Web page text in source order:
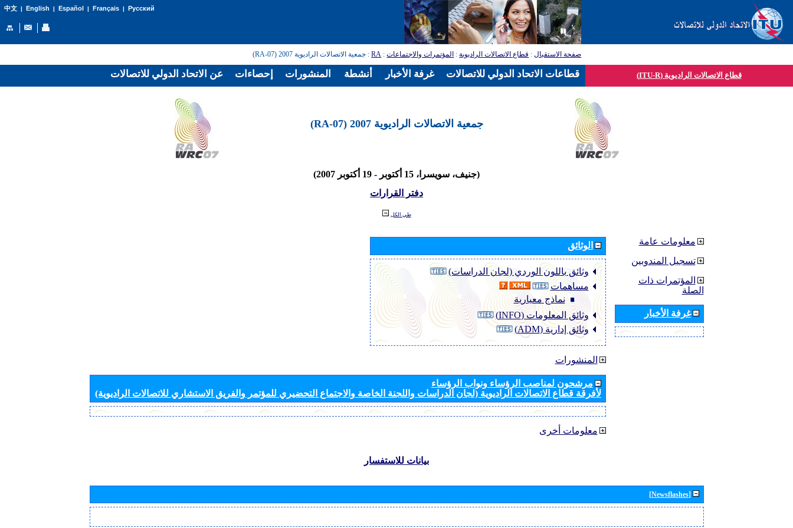
中文| English | Español | Français| Русский
صفحة الاستقبال: قطاع الاتصالات الراديوية: المؤتمرات والاجتماعات:
RA: جمعية الاتصالات الراديوية 2007 (RA-07)
قطاع الاتصالات الراديوية (ITU-R)
جمعية الاتصالات الراديوية 2007 (RA-07)
(جنيف، سويسرا، 15 أكتوبر - 19 أكتوبر 2007)
دفتر القرارات
طي الكل
الوثائق
وثائق باللون الوردي (لجان الدراسات)
مساهمات
نماذج معيارية
وثائق المعلومات (INFO)
وثائق إدارية (ADM)
المنشورات
مرشحون لمناصب الرؤساء ونواب الرؤساء
لأفرقة قطاع الاتصالات الراديوية (لجان الدراسات واللجنة الخاصة والاجتماع التحضيري للمؤتمر والفريق الاستشاري للاتصالات الراديوية)
معلومات أخرى
معلومات عامة
تسجيل المندوبين
المؤتمرات ذات
الصلة
غرفة الأخبار
بيانات للاستفسار
[Newsflashes]
عن الاتحاد الدولي للاتصالات إحصاءات المنشورات أنشطة غرفة الأخبار قطاعات الاتحاد الدولي للاتصالات